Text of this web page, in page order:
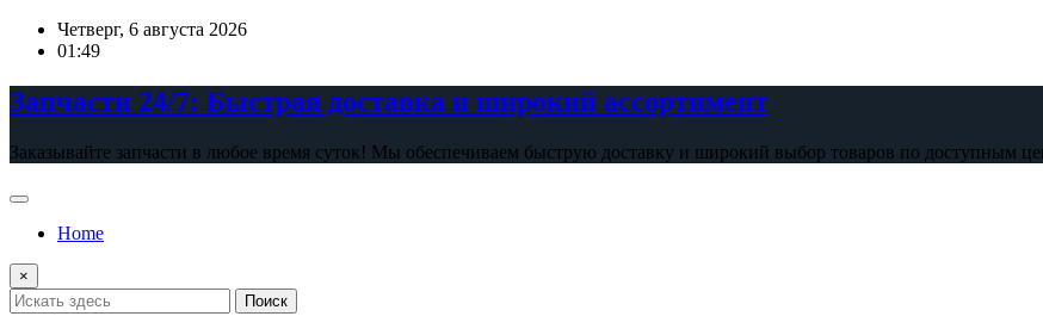
ПерейтиЧетверг, 6 августа 2026
01:49
Запчасти 24/7: Быстрая доставка и широкий ассортимент
Заказывайте запчасти в любое время суток! Мы обеспечиваем быструю доставку и широкий выбор товаров по доступным
Home
×
Поиск